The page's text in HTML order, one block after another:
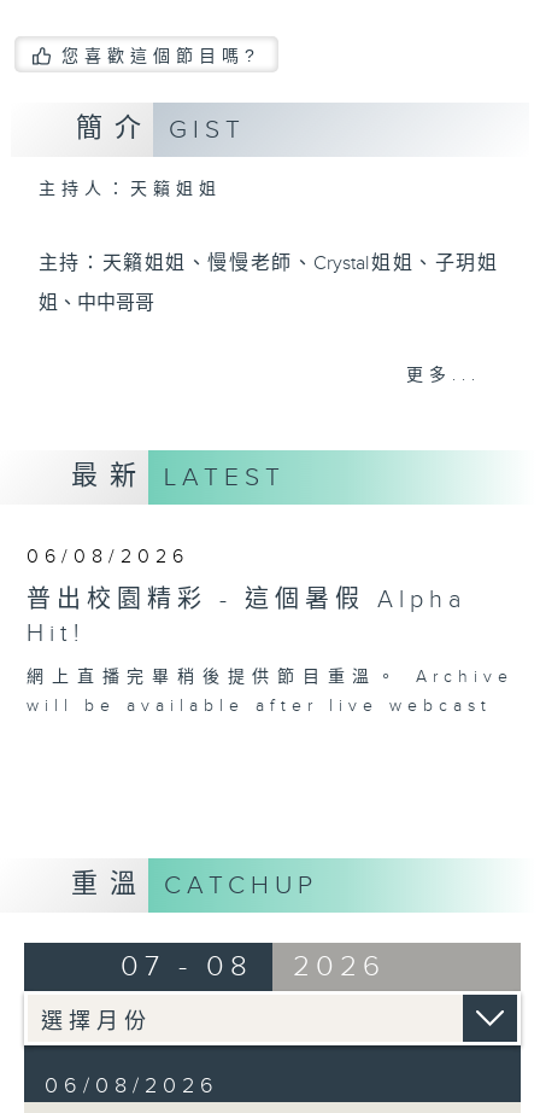
您喜歡這個節目嗎?
簡介 GIST
主持人：天籟姐姐
主持：天籟姐姐、慢慢老師、Crystal姐姐、子玥姐
姐、中中哥哥
星期一「兩文三語說故事」一個故事、三種語言！
星期三「AI未來研究所」探討未來世界的可能性！
星期四「超玥實驗室」科學就在你身邊！
「校園新SING」邀請最潮Busker為你Sing！
更多...
最新 LATEST
06/08/2026
普出校園精彩 - 這個暑假 Alpha
Hit!
網上直播完畢稍後提供節目重溫。 Archive
will be available after live webcast
重溫 CATCHUP
07 - 08 2026
06/08/2026